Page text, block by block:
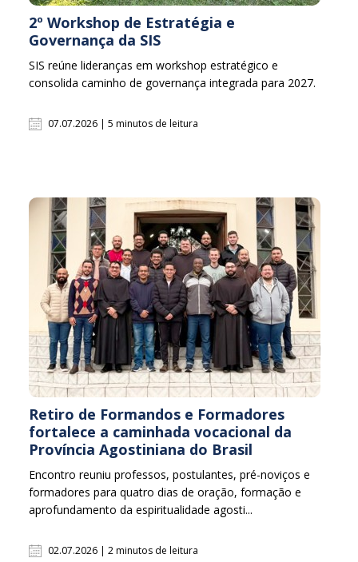
2º Workshop de Estratégia e
Governança da SIS
SIS reúne lideranças em workshop estratégico e
consolida caminho de governança integrada para 2027.
07.07.2026 | 5 minutos de leitura
Retiro de Formandos e Formadores
fortalece a caminhada vocacional da
Província Agostiniana do Brasil
Encontro reuniu professos, postulantes, pré-noviços e
formadores para quatro dias de oração, formação e
aprofundamento da espiritualidade agosti...
02.07.2026 | 2 minutos de leitura